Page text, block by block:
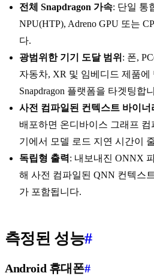
전체 Snapdragon 가속: 단일 통
NPU(HTP), Adreno GPU 또는
다.
광범위한 기기 도달 범위 : 폰,
자동차, XR 및 임베디드 제품에
Snapdragon 플랫폼을 타겟팅합
사전 컴파일된 컨텍스트 바이너
배포하면 온디바이스 그래프 컴
기에서 모델 로드 지연 시간이
독립형 출력: 내보내진 ONNX
해 사전 컴파일된 QNN 컨텍스
가 포함됩니다.
측정된 성능#
Android 휴대폰#